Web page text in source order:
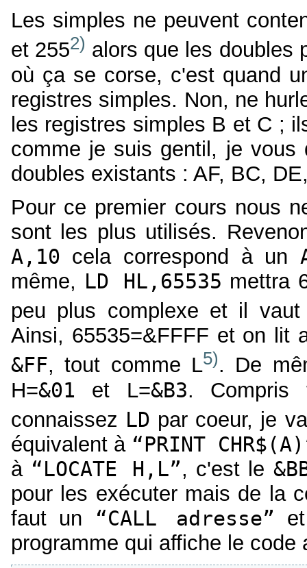
Les simples ne peuvent
et 2552) alors que les doubles
où ça se corse, c'est quand
registres simples. Non, ne
les registres simples B et C ;
comme je suis gentil, je vous
doubles existants : AF, BC,
Pour ce premier cours nous
sont les plus utilisés.
A,10 cela correspond à un
même, LD HL,65535 mettra
peu plus complexe et il vaut
Ainsi, 65535=&FFFF et on lit
&FF, tout comme L5). De
H=&01 et L=&B3. Compris
connaissez LD par coeur, je
équivalent à “PRINT
à “LOCATE H,L”, c'est le
pour les exécuter mais de la
faut un “CALL adresse”
programme qui affiche le